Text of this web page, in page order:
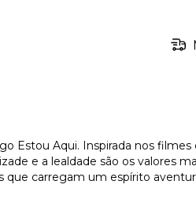
Estou Aqui. Inspirada nos
e a lealdade são os valores
carregam um espírito